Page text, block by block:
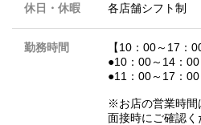
休日・休暇 各店舗シフト制
勤務時間
【10：00～17：
●10：00～14：00
●11：00～17：00
※お店の営業時間
面接時にご確認く